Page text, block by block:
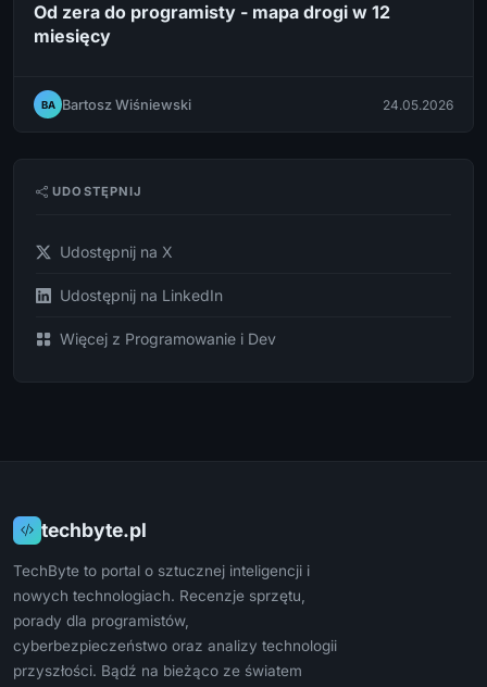
Od zera do programisty - mapa drogi w 12
miesięcy
BA Bartosz Wiśniewski 24.05.2026
UDOSTĘPNIJ
Udostępnij na X
Udostępnij na LinkedIn
Więcej z Programowanie i Dev
techbyte.pl
TechByte to portal o sztucznej inteligencji i
nowych technologiach. Recenzje sprzętu,
porady dla programistów,
cyberbezpieczeństwo oraz analizy technologii
przyszłości. Bądź na bieżąco ze światem